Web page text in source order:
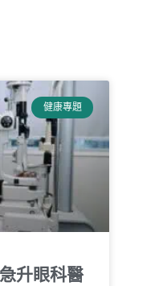
健康專題
升眼科醫